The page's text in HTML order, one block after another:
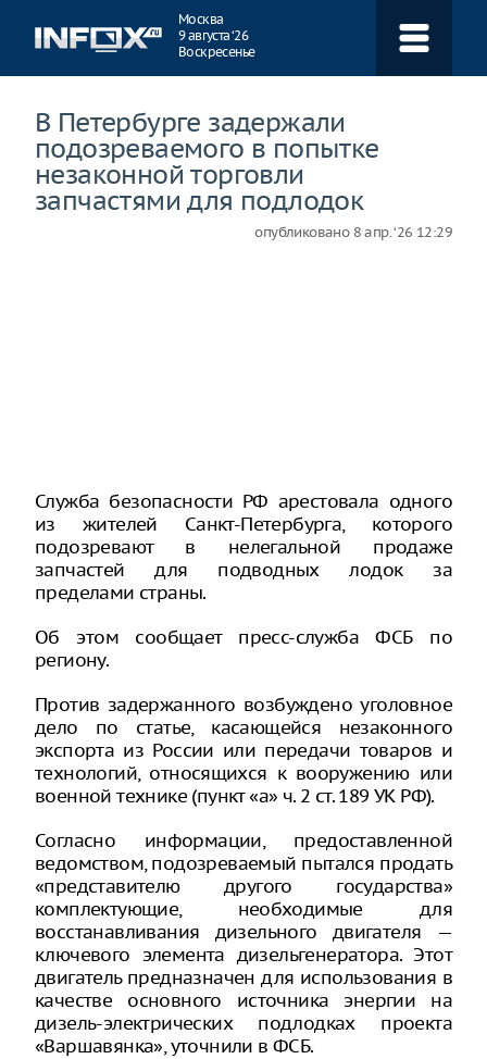
Москва
9 августа ‘26
Воскресенье
В Петербурге задержали
подозреваемого в попытке
незаконной торговли
запчастями для подлодок
опубликовано 8 апр. ‘26 12:29
Служба безопасности РФ арестовала одного
из жителей Санкт-Петербурга, которого
подозревают в нелегальной продаже
запчастей для подводных лодок за
пределами страны.
Об этом сообщает пресс-служба ФСБ по
региону.
Против задержанного возбуждено уголовное
дело по статье, касающейся незаконного
экспорта из России или передачи товаров и
технологий, относящихся к вооружению или
военной технике (пункт «а» ч. 2 ст. 189 УК РФ).
Согласно информации, предоставленной
ведомством, подозреваемый пытался продать
«представителю другого государства»
комплектующие, необходимые для
восстанавливания дизельного двигателя —
ключевого элемента дизельгенератора. Этот
двигатель предназначен для использования в
качестве основного источника энергии на
дизель-электрических подлодках проекта
«Варшавянка», уточнили в ФСБ.